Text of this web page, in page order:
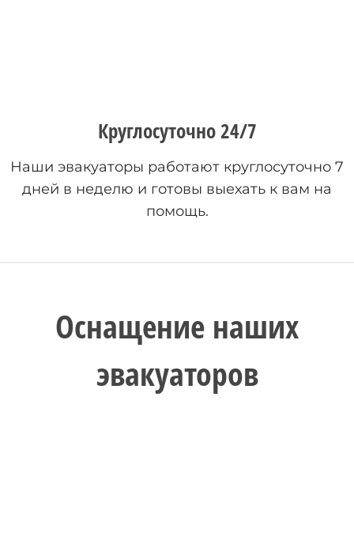
Круглосуточно 24/7
Наши эвакуаторы работают круглосуточно 7
дней в неделю и готовы выехать к вам на
помощь.
Оснащение наших
эвакуаторов